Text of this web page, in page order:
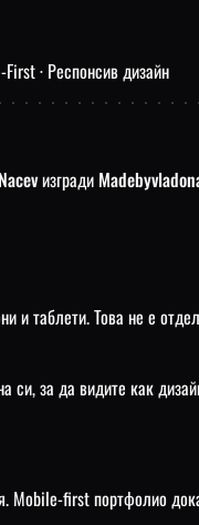
· Респонсив дизайн
изгради
и таблети. Това не е
си, за да видите как
Mobile-first портфолио